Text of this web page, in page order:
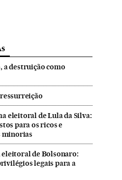
a destruição como
eleitoral de Lula da Silva:
para os ricos e
minorias
de Bolsonaro:
legais para a